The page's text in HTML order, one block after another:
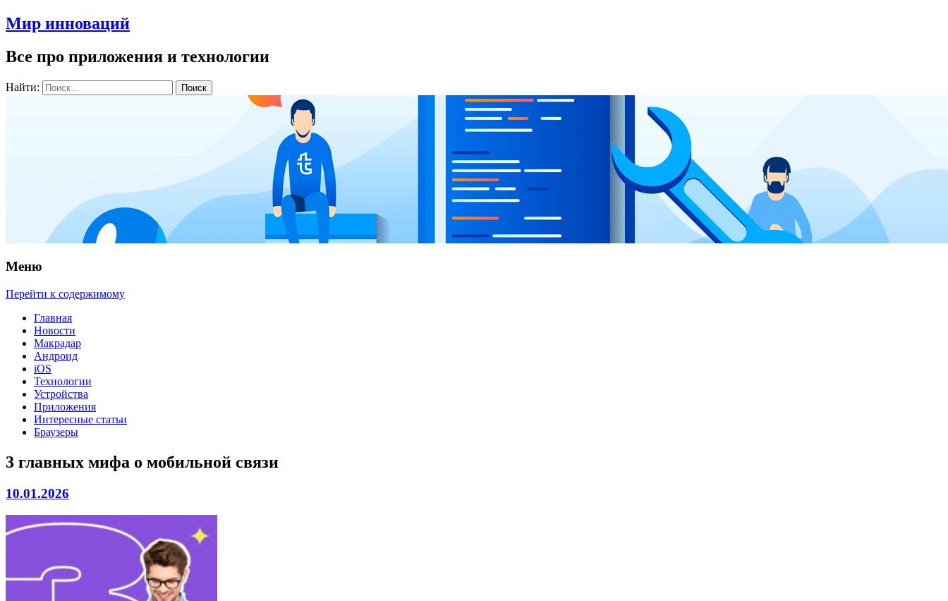
Мир инноваций
Все про приложения и технологии
Найти:
Меню
Перейти к содержимому
Главная
Новости
Макрадар
Андроид
iOS
Технологии
Устройства
Приложения
Интересные статьи
Браузеры
3 главных мифа о мобильной связи
10.01.2026